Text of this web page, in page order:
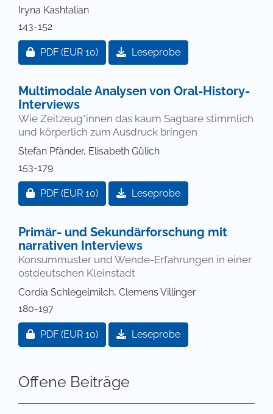
Iryna Kashtalian
143-152
Zugang für Abonnent/innen oder durch Zahlung
PDF (EUR 10) Leseprobe
Multimodale Analysen von Oral-History-
Interviews
Wie Zeitzeug*innen das kaum Sagbare stimmlich
und körperlich zum Ausdruck bringen
Stefan Pfänder, Elisabeth Gülich
153-179
Zugang für Abonnent/innen oder durch Zahlung
PDF (EUR 10) Leseprobe
Primär- und Sekundärforschung mit
narrativen Interviews
Konsummuster und Wende-Erfahrungen in einer
ostdeutschen Kleinstadt
Cordia Schlegelmilch, Clemens Villinger
180-197
Zugang für Abonnent/innen oder durch Zahlung
PDF (EUR 10) Leseprobe
Offene Beiträge